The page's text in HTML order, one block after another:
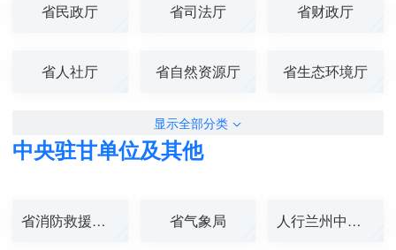
省民政厅 省司法厅 省财政厅
省人社厅 省自然资源厅 省生态环境厅
显示全部分类
中央驻甘单位及其他
省消防救援总队 省气象局 人行兰州中心支...